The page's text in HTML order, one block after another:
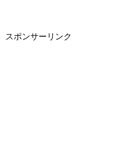
スポンサーリンク